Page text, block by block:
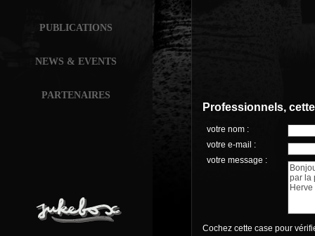
PUBLICATIONS
NEWS & EVENTS
PARTENAIRES
Professionnels,
votre nom :
votre e-mail :
votre message :
Cochez cette case pour